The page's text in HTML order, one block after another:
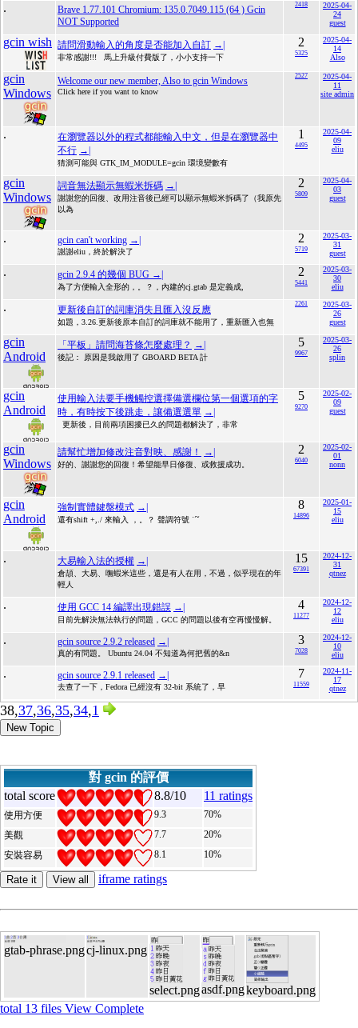
.
Brave 1.77.101 Chromium: 135.0.7049.115 (64 ) Gcin
NOT Supported
2418
2025-04-
24
guest
gcin wish 請問滑動輸入的角度是否能加入自訂 →|
非常感謝!!! 馬上升級付費版了，小小支持一下
2
5325
2025-04-
14
Also
gcin
Windows
Welcome our new member, Also to gcin Windows
Click here if you want to know
2527
2025-04-
11
site admin
.
在瀏覽器以外的程式都能輸入中文，但是在瀏覽器中
不行 →|
猜測可能與 GTK_IM_MODULE=gcin 環境變數有
1
4495
2025-04-
09
eliu
gcin
Windows
詞音無法顯示無蝦米拆碼 →|
謝謝您的回復、改用注音後已經可以顯示無蝦米拆碼了（我原先
以為
2
5809
2025-04-
03
guest
. gcin can't working →|
謝謝eliu，終於解決了
2
5719
2025-03-
31
guest
. gcin 2.9.4 的幾個 BUG →|
為了方便輸入全形的，。？，內建的cj.gtab 是定義成,
2
5441
2025-03-
30
eliu
. 更新後自訂的詞庫消失且匯入沒反應
如題，3.26.更新後原本自訂的詞庫就不能用了，重新匯入也無
2261
2025-03-
26
guest
gcin
Android
「平板」請問海苔條怎麼處理？ →|
後記： 原因是我啟用了 GBOARD BETA 計
5
9967
2025-03-
26
splin
gcin
Android
使用輸入法要手機觸控選擇備選欄位第一個選項的字
時，有時按下後跳走，讓備選選單 →|
更新後，目前兩項困擾已久的問題都解決了，非常
5
9270
2025-02-
09
guest
gcin
Windows
請幫忙增加修改注音對映、感謝！ →|
好的、謝謝您的回復！希望能早日修復、或救援成功。
2
6040
2025-02-
01
nonn
gcin
Android
強制實體鍵盤模式 →|
還有shift +,./ 來輸入 ，。？ 聲調符號 ˙ˊˇ
8
14896
2025-01-
15
eliu
. 大易輸入法的授權 →|
倉頡、大易、嘸蝦米這些，還是有人在用，不過，似乎現在的年
輕人
15
67391
2024-12-
31
qtnez
. 使用 GCC 14 編譯出現錯誤 →|
目前先解決無法執行的問題，GCC 的問題以後有空再慢慢解。
4
11277
2024-12-
12
eliu
. gcin source 2.9.2 released →|
真的有問題。 Ubuntu 24.04 不知道為何把舊的&n
3
7028
2024-12-
10
eliu
. gcin source 2.9.1 released →|
去查了一下，Fedora 已經沒有 32-bit 系統了，早
7
11559
2024-11-
17
qtnez
38,37,36,35,34,1
New Topic
對 gcin 的評價
total score
8.8/10 11 ratings
使用方便 9.3
70%
美觀
7.7
20%
安裝容易
8.1 10%
Rate it View all iframe ratings
gtab-phrase.pngcj-linux.png
select.pngasdf.pngkeyboard.png
total 13 files View Complete